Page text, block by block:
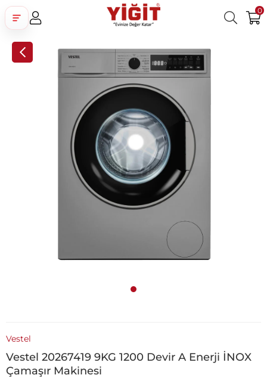
0
Üye Girişi Üye Ol Facebook İle Bağlan
Google İle Bağlan
Vestel
Vestel 20267419 9KG 1200 Devir A Enerji İNOX
Çamaşır Makinesi